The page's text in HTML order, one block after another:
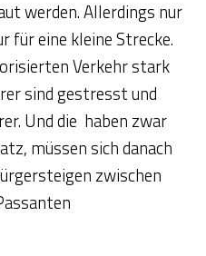
werden. Allerdings nur
für eine kleine Strecke.
Verkehr stark
sind gestresst und
Und die haben zwar
müssen sich danach
zwischen